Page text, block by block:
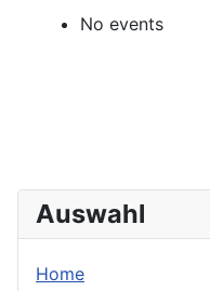
No events
Auswahl
Home